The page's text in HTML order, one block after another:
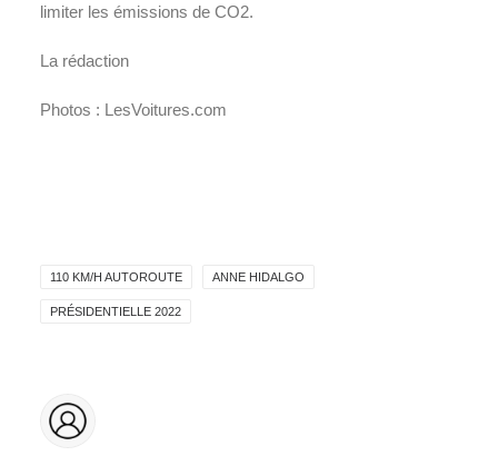
limiter les émissions de CO2.
La rédaction
Photos : LesVoitures.com
110 KM/H AUTOROUTE ANNE HIDALGO
PRÉSIDENTIELLE 2022